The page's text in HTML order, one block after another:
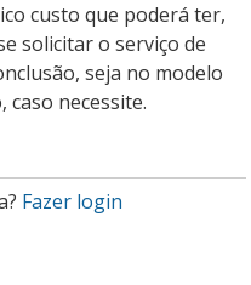
custo que poderá ter,
solicitar o serviço de
seja no modelo
necessite.
Fazer login